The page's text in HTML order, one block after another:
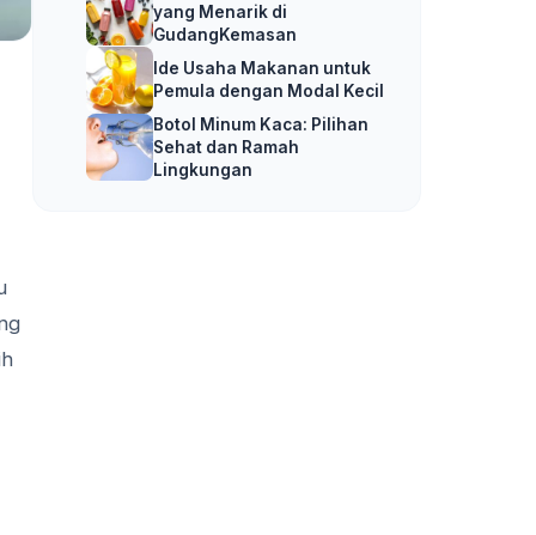
yang Menarik di
GudangKemasan
Ide Usaha Makanan untuk
Pemula dengan Modal Kecil
Botol Minum Kaca: Pilihan
Sehat dan Ramah
Lingkungan